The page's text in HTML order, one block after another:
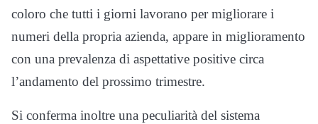
coloro che tutti i giorni lavorano per migliorare i
numeri della propria azienda, appare in miglioramento
con una prevalenza di aspettative positive circa
l’andamento del prossimo trimestre.
Si conferma inoltre una peculiarità del sistema